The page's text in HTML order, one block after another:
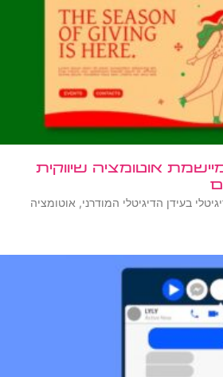
אוטומציה שיווקית
בעידן הדיגיטלי המודרני, אוטומציה